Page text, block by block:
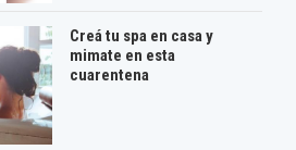
Creá tu spa en casa y
mimate en esta
cuarentena